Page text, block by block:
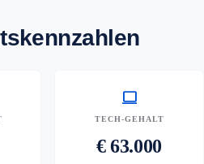
computer
TECH-GEHALT
€ 63.000